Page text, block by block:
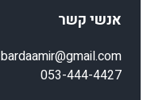
אנשי קשר
bardaamir@gmail.com
053-444-4427